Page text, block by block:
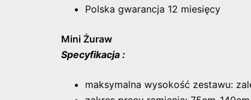
Polska gwarancja 12 miesięcy
Mini Żuraw
Specyfikacja :
maksymalna wysokość zestawu: